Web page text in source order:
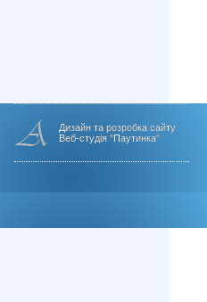
Дизайн та розробка сайту
Веб-студія "Паутинка"